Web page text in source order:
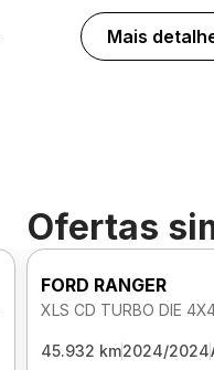
Mais
Ofertas
FORD RANGER
XLS CD TURBO DIE
45.932 km2024/2024